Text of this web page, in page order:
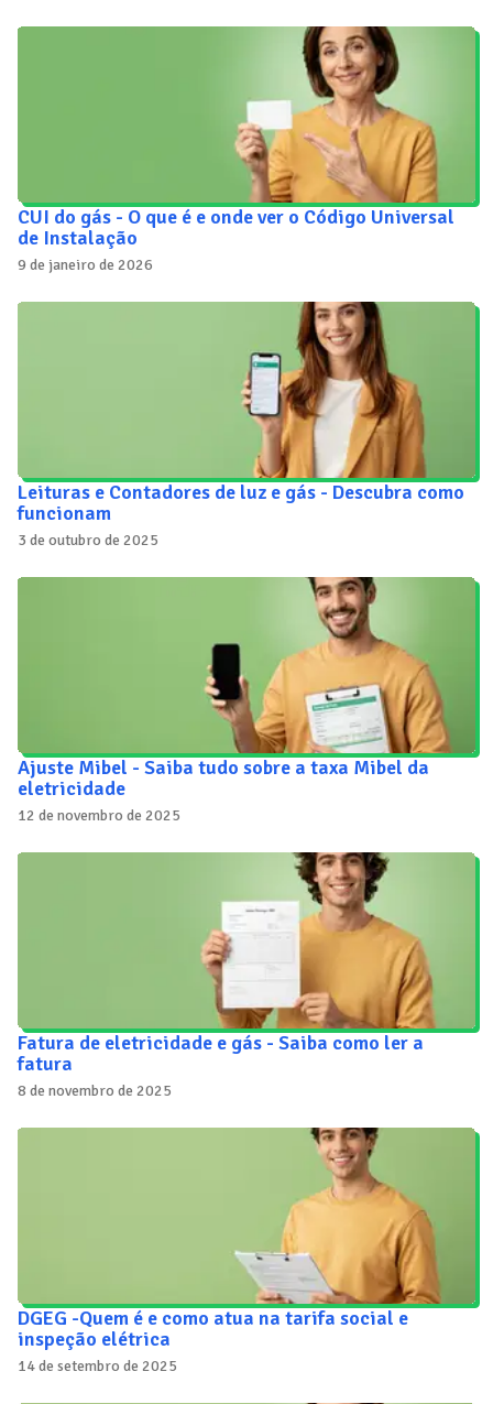
CUI do gás - O que é e onde ver o Código Universal
de Instalação
9 de janeiro de 2026
Leituras e Contadores de luz e gás - Descubra como
funcionam
3 de outubro de 2025
Ajuste Mibel - Saiba tudo sobre a taxa Mibel da
eletricidade
12 de novembro de 2025
Fatura de eletricidade e gás - Saiba como ler a
fatura
8 de novembro de 2025
DGEG -Quem é e como atua na tarifa social e
inspeção elétrica
14 de setembro de 2025